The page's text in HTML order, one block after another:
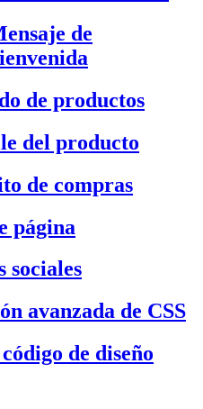
de
de productos
del producto
de compras
página
sociales
avanzada de CSS
de diseño